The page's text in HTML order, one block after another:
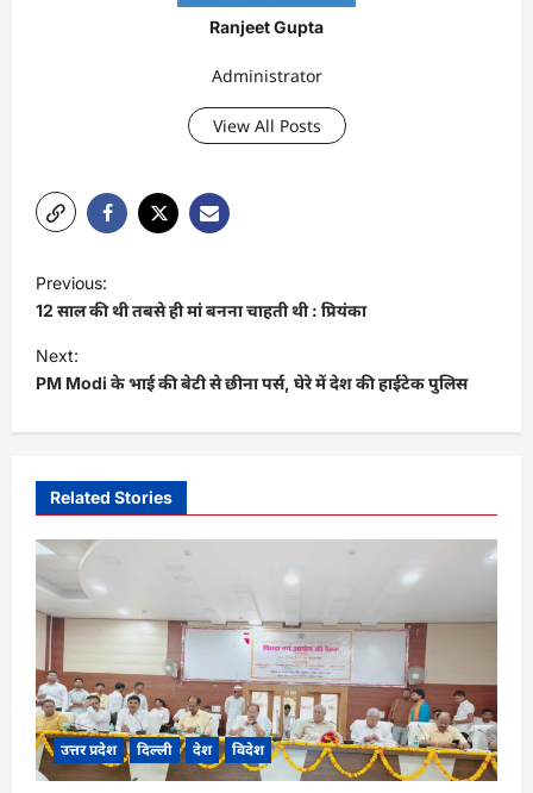
Ranjeet Gupta
Administrator
View All Posts
o
s
t
v
g
a
t
i
o
n
Previous:
12 साल की थी तबसे ही मां बनना चाहती थी : प्रियंका
Next:
PM Modi के भाई की बेटी से छीना पर्स, घेरे में देश की हाईटेक पुलिस
Related Stories
उत्तर प्रदेश दिल्ली देश विदेश